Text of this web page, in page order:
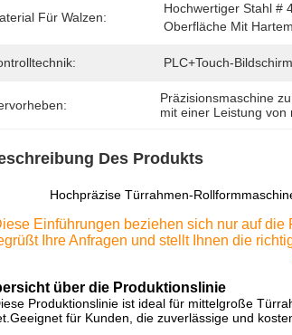
Für Walzen:
Hochwertiger Stahl #
Oberfläche Mit
PLC+Touch-Bildschirm
Präzisionsmaschine
mit einer Leistung von
Des Produkts
Hochpräzise Türrahmen-
Einführungen beziehen sich nur auf
Ihre Anfragen und stellt Ihnen die
über die Produktionslinie
Produktionslinie ist ideal für mittelgroße
für Kunden, die zuverlässige und